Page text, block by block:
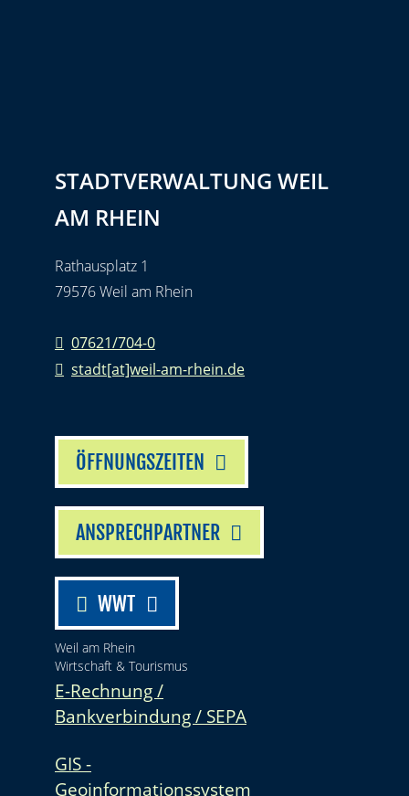
STADTVERWALTUNG WEIL
AM RHEIN
Rathausplatz 1
79576 Weil am Rhein
07621/704-0
stadt[at]weil-am-rhein.de
ÖFFNUNGSZEITEN
ANSPRECHPARTNER
WWT
Weil am Rhein
Wirtschaft & Tourismus
E-Rechnung /
Bankverbindung / SEPA
GIS -
Geoinformationssystem